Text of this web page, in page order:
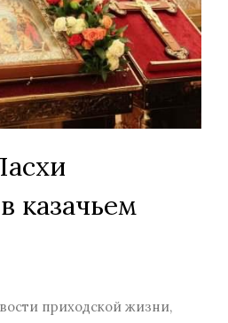
казачьем
приходской жизни,